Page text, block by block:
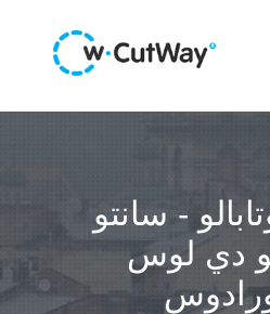
- سانتو
دي لوس